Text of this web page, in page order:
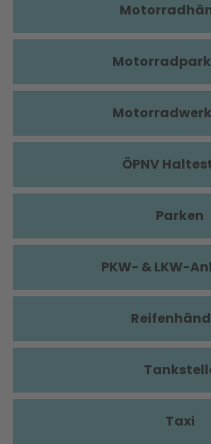
ÖPNV
Parken
PKW- & LKW-
Taxi